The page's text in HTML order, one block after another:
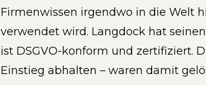
Firmenwissen irgendwo in die Welt
verwendet wird. Langdock hat
ist DSGVO-konform und zertifiziert.
Einstieg abhalten – waren damit